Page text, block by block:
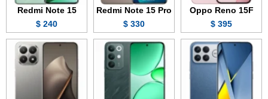
Oppo Reno 15F
395 $
Redmi Note 15 Pro
330 $
Redmi Note 15
240 $